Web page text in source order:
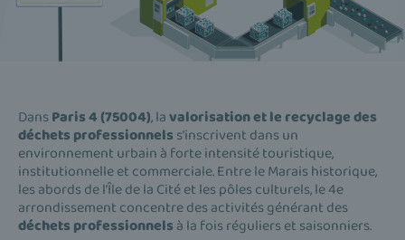
Dans Paris 4 (75004), lavalorisation et le recyclage des
déchets professionnels s’inscrivent dans un
environnement urbain à forte intensité touristique,
institutionnelle et commerciale. Entre le Marais historique,
les abords de l’Île de la Cité et les pôles culturels, le 4e
arrondissement concentre des activités générant des
déchets professionnels à la fois réguliers et saisonniers.